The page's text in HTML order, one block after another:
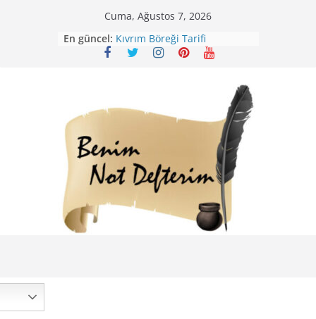
Cuma, Ağustos 7, 2026
En güncel: Kıvrım Böreği Tarifi
Karabuğday Pilavı Tarifi